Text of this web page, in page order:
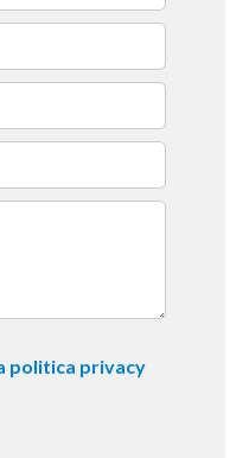
politica privacy